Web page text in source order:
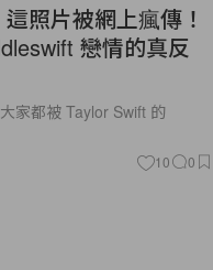
照片被網上瘋傳！
戀情的真反
家都被 Taylor Swift 的
10 0